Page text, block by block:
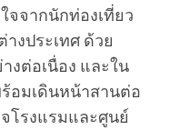
จจากนักท่องเที่ยว
งประเทศ ด้วย
งต่อเนื่อง และใน
อมเดินหน้าสานต่อ
โรงแรมและศูนย์